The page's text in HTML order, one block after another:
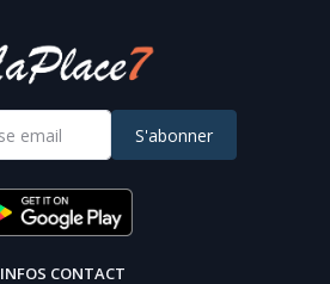
S'abonner
INFOS CONTACT